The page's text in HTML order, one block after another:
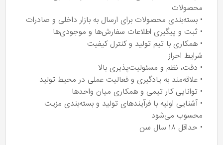
محصولات
• بسته‌بندی محصولات برای ارسال به بازار داخلی و صادرات
• ثبت و پیگیری اطلاعات سفارش‌ها و موجودی‌ها
• همکاری با تیم تولید و کنترل کیفیت
شرایط احراز
• دقت، نظم و مسئولیت‌پذیری بالا
• علاقه‌مند به یادگیری و فعالیت عملی در محیط تولید
• توانایی کار تیمی و همکاری میان واحدها
• آشنایی اولیه با فرآیندهای تولید و بسته‌بندی مزیت
محسوب می‌شود
• حداقل ۱۸ سال سن